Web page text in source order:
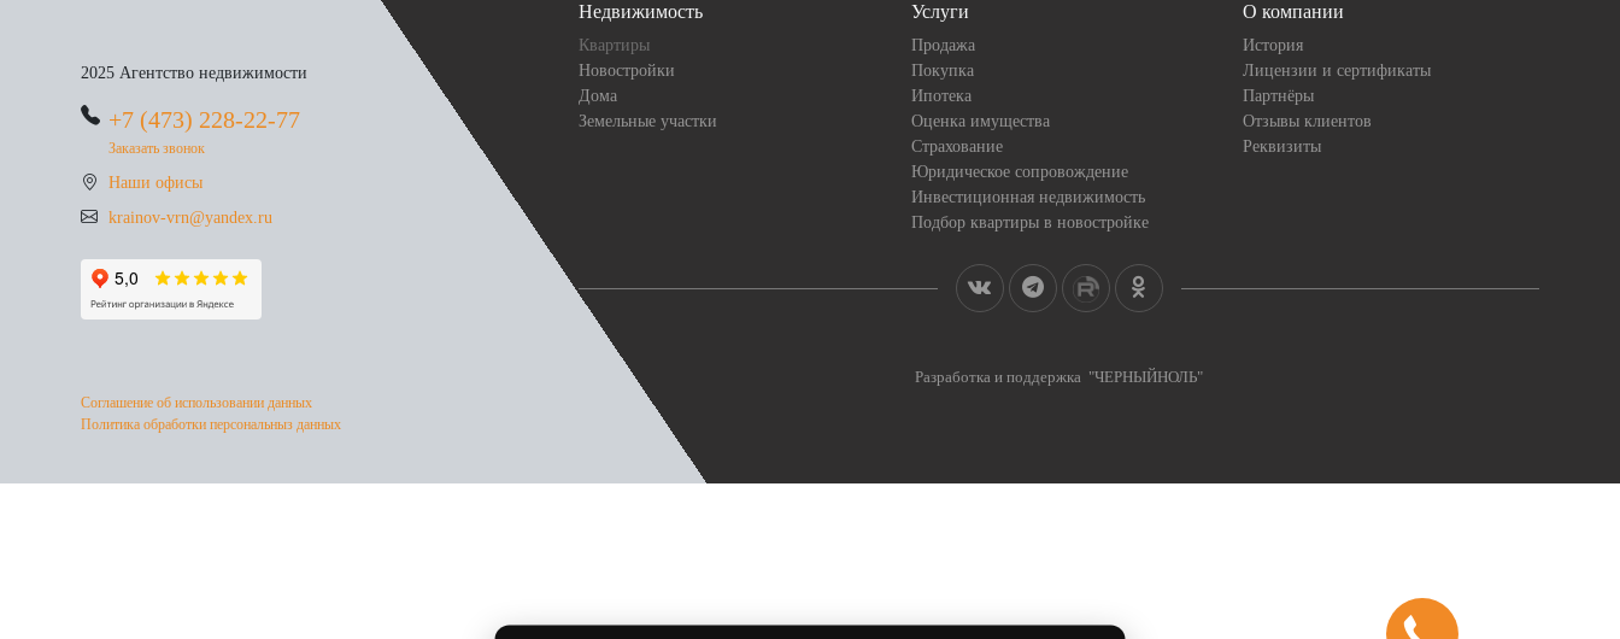
2025 Агентство недвижимости
+7 (473) 228-22-77
Заказать звонок
Наши офисы
krainov-vrn@yandex.ru
Соглашение об использовании данных
Политика обработки персональныз данных
Недвижимость
Квартиры
Новостройки
Дома
Земельные участки
Услуги
Продажа
Покупка
Ипотека
Оценка имущества
Страхование
Юридическое сопровождение
Инвестиционная недвижимость
Подбор квартиры в новостройке
О компании
История
Лицензии и сертификаты
Партнёры
Отзывы клиентов
Реквизиты
Разработка и поддержка "ЧЕРНЫЙНОЛЬ"